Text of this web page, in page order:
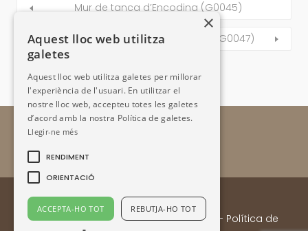
Mur de tanca d’Encodina (G0045)
Aixopluc de la borda de Cametes (G0047)
Enllaços- Contacte:Email-Avís legal - Política de
×
Aquest lloc web utilitza
galetes
Aquest lloc web utilitza galetes per millorar
l'experiència de l'usuari. En utilitzar el
nostre lloc web, accepteu totes les galetes
d’acord amb la nostra Política de galetes.
Llegir-ne més
RENDIMENT
ORIENTACIÓ
ACCEPTA-HO TOT REBUTJA-HO TOT